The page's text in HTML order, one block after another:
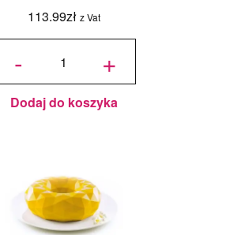
113.99zł z Vat
-
ilość
3D
Intreccio
21 cm - +
Dodaj do koszyka